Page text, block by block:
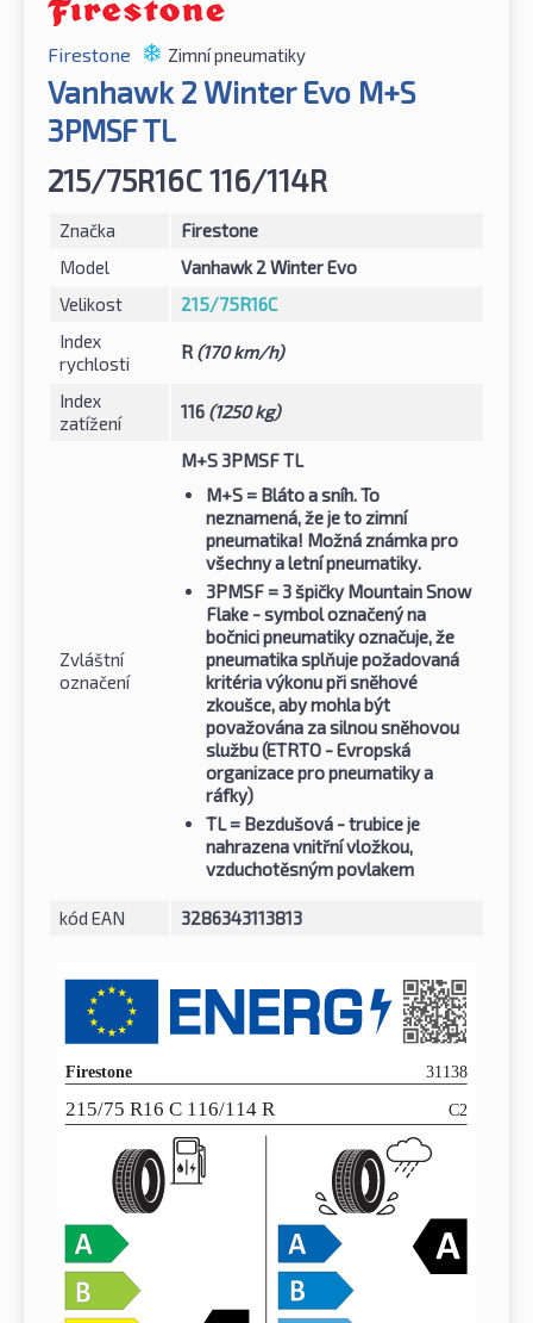
Firestone Zimní pneumatiky
Vanhawk 2 Winter Evo M+S
3PMSF TL
215/75R16C 116/114R
Značka
Firestone
Model
Vanhawk 2 Winter Evo
Velikost
215/75R16C
Index
rychlosti
R (170 km/h)
Index
zatížení
116 (1250 kg)
Zvláštní
označení
M+S 3PMSF TL
M+S = Bláto a sníh. To
neznamená, že je to zimní
pneumatika! Možná známka pro
všechny a letní pneumatiky.
3PMSF = 3 špičky Mountain Snow
Flake - symbol označený na
bočnici pneumatiky označuje, že
pneumatika splňuje požadovaná
kritéria výkonu při sněhové
zkoušce, aby mohla být
považována za silnou sněhovou
službu (ETRTO - Evropská
organizace pro pneumatiky a
ráfky)
TL= Bezdušová - trubice je
nahrazena vnitřní vložkou,
vzduchotěsným povlakem
kód EAN 3286343113813